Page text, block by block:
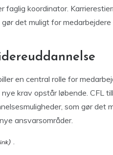
koordinator.
det muligt for
en central rolle for
krav opstår løbende. CFL
som gør det
ansvarsområder.
.